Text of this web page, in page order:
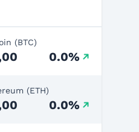
(BTC)
0.0%
(ETH)
0.0%